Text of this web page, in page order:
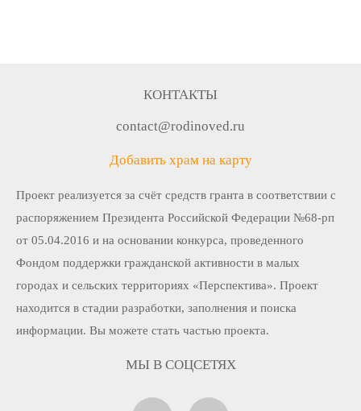
КОНТАКТЫ
contact@rodinoved.ru
Добавить храм на карту
Проект реализуется за счёт средств гранта в соответствии c
распоряжением Президента Российской Федерации №68-рп
от 05.04.2016 и на основании конкурса, проведенного
Фондом поддержки гражданской активности в малых
городах и сельских территориях «Перспектива». Проект
находится в стадии разработки, заполнения и поиска
информации. Вы можете стать частью проекта.
МЫ В СОЦСЕТЯХ